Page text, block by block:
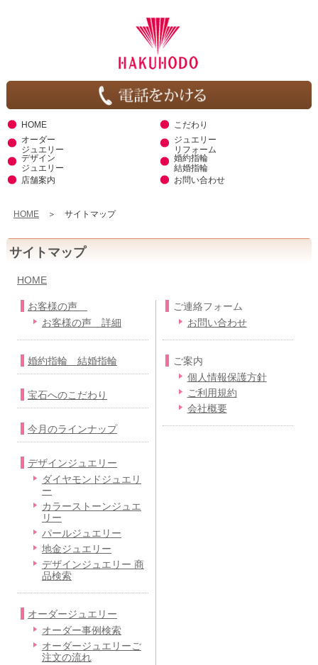
HOME
こだわり
オーダー
ジュエリー
ジュエリー
リフォーム
デザイン
ジュエリー
婚約指輪
結婚指輪
店舗案内
お問い合わせ
HOME＞ サイトマップ
サイトマップ
HOME
お客様の声
お客様の声 詳細
婚約指輪 結婚指輪
宝石へのこだわり
今月のラインナップ
デザインジュエリー
ダイヤモンドジュエリ
ー
カラーストーンジュエ
リー
パールジュエリー
地金ジュエリー
デザインジュエリー 商
品検索
オーダージュエリー
オーダー事例検索
オーダージュエリーご
注文の流れ
ご連絡フォーム
お問い合わせ
ご案内
個人情報保護方針
ご利用規約
会社概要